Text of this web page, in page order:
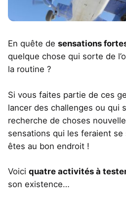
En quête de sensations
quelque chose qui sorte de
la routine ?
Si vous faites partie de ces
lancer des challenges ou qui
recherche de choses
sensations qui les feraient
êtes au bon endroit !
Voici quatre activités à
son existence…